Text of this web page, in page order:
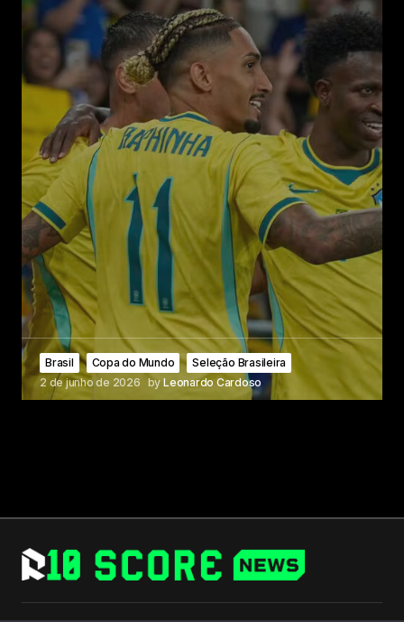
Brasil Copa do Mundo
Seleção Brasileira
2 de junho de 2026 by Leonardo Cardoso